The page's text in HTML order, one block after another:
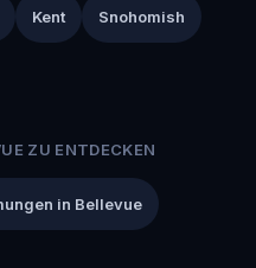
Kent Snohomish
ZU ENTDECKEN
in Bellevue